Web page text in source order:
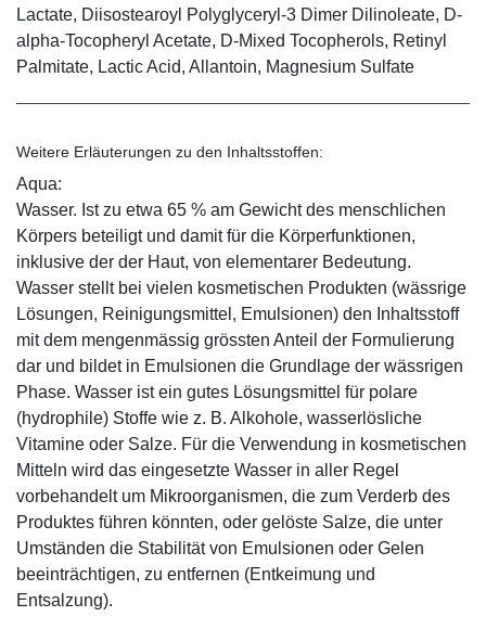
Lactate, Diisostearoyl Polyglyceryl-3 Dimer Dilinoleate, D-
alpha-Tocopheryl Acetate, D-Mixed Tocopherols, Retinyl
Palmitate, Lactic Acid, Allantoin, Magnesium Sulfate
Weitere Erläuterungen zu den Inhaltsstoffen:
Aqua:
Wasser. Ist zu etwa 65 % am Gewicht des menschlichen
Körpers beteiligt und damit für die Körperfunktionen,
inklusive der der Haut, von elementarer Bedeutung.
Wasser stellt bei vielen kosmetischen Produkten (wässrige
Lösungen, Reinigungsmittel, Emulsionen) den Inhaltsstoff
mit dem mengenmässig grössten Anteil der Formulierung
dar und bildet in Emulsionen die Grundlage der wässrigen
Phase. Wasser ist ein gutes Lösungsmittel für polare
(hydrophile) Stoffe wie z. B. Alkohole, wasserlösliche
Vitamine oder Salze. Für die Verwendung in kosmetischen
Mitteln wird das eingesetzte Wasser in aller Regel
vorbehandelt um Mikroorganismen, die zum Verderb des
Produktes führen könnten, oder gelöste Salze, die unter
Umständen die Stabilität von Emulsionen oder Gelen
beeinträchtigen, zu entfernen (Entkeimung und
Entsalzung).